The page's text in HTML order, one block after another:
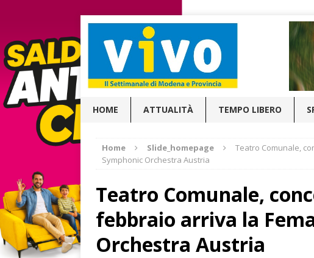
HOME ATTUALITÀ TEMPO LIBERO
Home Slide_homepage
Teatro Comunale,
Symphonic Orchestra Austria
Teatro Comunale,
febbraio arriva la
Orchestra Austria